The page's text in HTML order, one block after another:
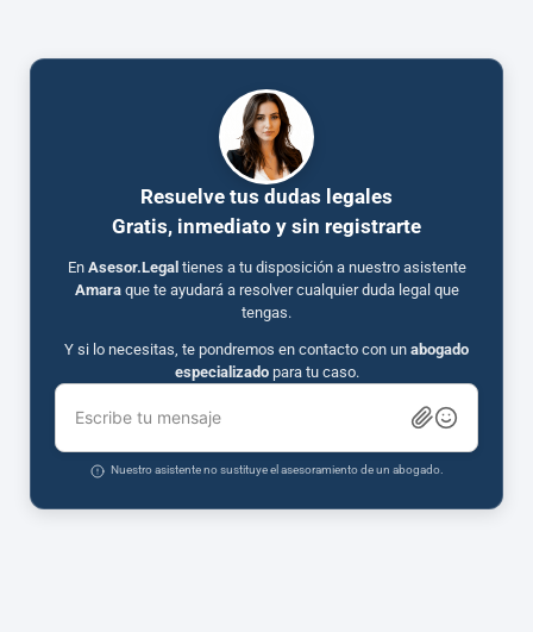
Resuelve tus dudas legales
Gratis, inmediato y sin registrarte
En Asesor.Legal tienes a tu disposición a nuestro asistente
Amaraque te ayudará a resolver cualquier duda legal que
tengas.
Y si lo necesitas, te pondremos en contacto con un abogado
especializadopara tu caso.
Escribe tu mensaje
Nuestro asistente no sustituye el asesoramiento de un abogado.